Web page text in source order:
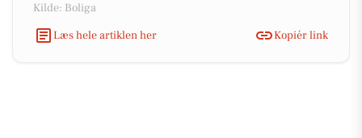
Kilde: Boliga
Læs hele artiklen her
Kopiér link